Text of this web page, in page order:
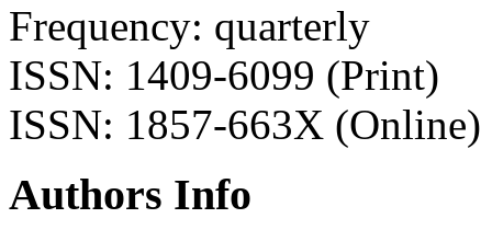
Frequency: quarterly
ISSN: 1409-6099 (Print)
ISSN: 1857-663X (Online)
Authors Info